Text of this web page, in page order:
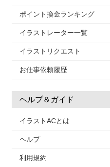
ポイント換金ランキング
イラストレーター一覧
イラストリクエスト
お仕事依頼履歴
ヘルプ＆ガイド
イラストACとは
ヘルプ
利用規約